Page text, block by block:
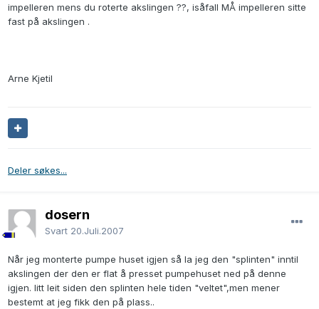
impelleren mens du roterte akslingen ??, isåfall MÅ impelleren sitte
fast på akslingen .
Arne Kjetil
Deler søkes...
dosern
Svart 20.Juli.2007
Når jeg monterte pumpe huset igjen så la jeg den "splinten" inntil
akslingen der den er flat å presset pumpehuset ned på denne
igjen. litt leit siden den splinten hele tiden "veltet",men mener
bestemt at jeg fikk den på plass..